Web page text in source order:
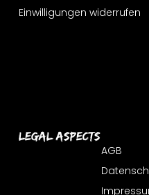
Einwilligungen widerrufen
Legal Aspects
AGB